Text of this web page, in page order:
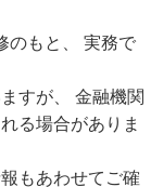
のもと、 実務で
すが、 金融機関
る場合がありま
もあわせてご確